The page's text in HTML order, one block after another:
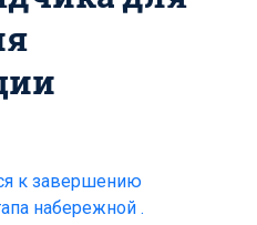
к завершению
набережной .